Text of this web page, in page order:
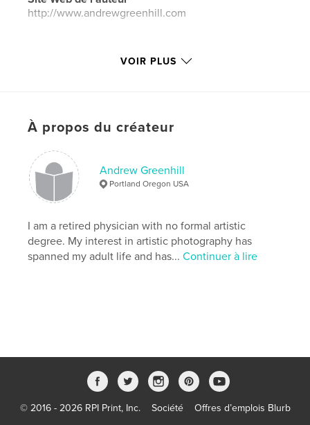
http://www.andrewgreenhill.com
Caractéristiques et détails
Format choisi:Portrait standard, 20×25 cm
Date de publication:juil 05, 2026
Langue
English
Hobby to Art , photographic journey
VOIR PLUS
À propos du créateur
Andrew Greenhill
Portland Oregon USA
I am a retired physician with no formal artistic
degree. My interest in artistic photography has
spanned my adult life and has...Continuer à lire
© 2016 - 2026 RPI Print, Inc. Société
Offres d’emplois Blurb